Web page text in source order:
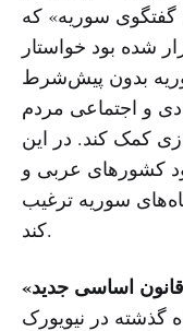
گفتگوی سوریه» که
شده بود خواستار
بدون پیش‌شرط
و اجتماعی مردم
کمک کند. در این
کشورهای عربی و
سوریه ترغیب
کند.
۲۷ سپتامبر ماه گذشته در نیویورک